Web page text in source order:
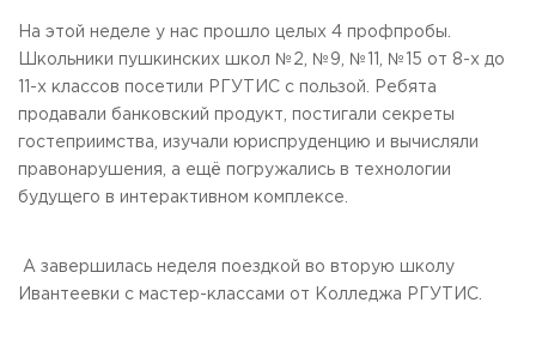
Работа с лицами с ОВЗ и инвалидами
Контакты
системе СПО
Сведения об образовательной организации
ЗАКАЗАТЬ ОБРАТНЫЙ ЗВОНОК
пгт. Черкизово, ул. Главная, 99
+7 (495) 940 83 00
+7 (495) 940 83 58 - Приемная комиссия
На этой неделе у нас прошло целых 4 профпробы.
Школьники пушкинских школ №2, №9, №11, №15 от 8-х до
11-х классов посетили РГУТИС с пользой. Ребята
продавали банковский продукт, постигали секреты
гостеприимства, изучали юриспруденцию и вычисляли
правонарушения, а ещё погружались в технологии
будущего в интерактивном комплексе.
А завершилась неделя поездкой во вторую школу
Ивантеевки с мастер-классами от Колледжа РГУТИС.